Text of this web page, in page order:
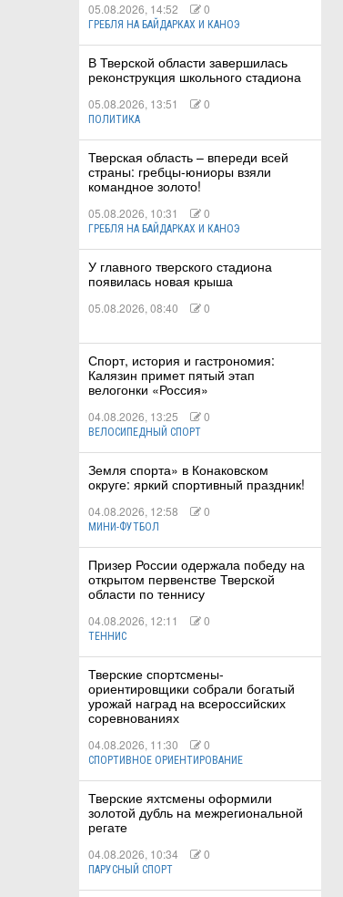
05.08.2026, 14:52 0
ГРЕБЛЯ НА БАЙДАРКАХ И КАНОЭ
В Тверской области завершилась
реконструкция школьного стадиона
05.08.2026, 13:51 0
ПОЛИТИКА
Тверская область – впереди всей
страны: гребцы-юниоры взяли
командное золото!
05.08.2026, 10:31 0
ГРЕБЛЯ НА БАЙДАРКАХ И КАНОЭ
У главного тверского стадиона
появилась новая крыша
05.08.2026, 08:40 0
Спорт, история и гастрономия:
Калязин примет пятый этап
велогонки «Россия»
04.08.2026, 13:25 0
ВЕЛОСИПЕДНЫЙ СПОРТ
Земля спорта» в Конаковском
округе: яркий спортивный праздник!
04.08.2026, 12:58 0
МИНИ-ФУТБОЛ
Призер России одержала победу на
открытом первенстве Тверской
области по теннису
04.08.2026, 12:11 0
ТЕННИС
Тверские спортсмены-
ориентировщики собрали богатый
урожай наград на всероссийских
соревнованиях
04.08.2026, 11:30 0
СПОРТИВНОЕ ОРИЕНТИРОВАНИЕ
Тверские яхтсмены оформили
золотой дубль на межрегиональной
регате
04.08.2026, 10:34 0
ПАРУСНЫЙ СПОРТ